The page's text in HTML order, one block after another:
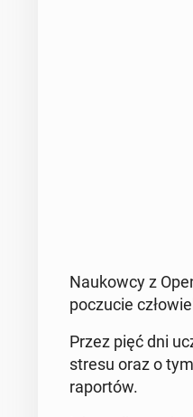
Na­ukow­cy z
po­czu­cie
Przez pięć dni
stresu oraz o
ra­por­tów.